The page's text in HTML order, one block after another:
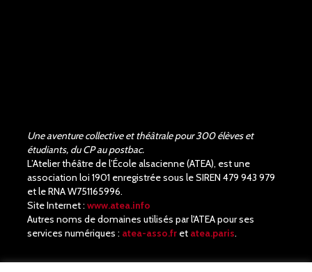
Une aventure collective et théâtrale pour 300 élèves et
étudiants, du CP au postbac.
L’Atelier théâtre de l’École alsacienne (ATEA), est une
association loi 1901 enregistrée sous le SIREN 479 943 979
et le RNA W751165996.
Site Internet : www.atea.info
Autres noms de domaines utilisés par l'ATEA pour ses
services numériques : atea-asso.fr et atea.paris.